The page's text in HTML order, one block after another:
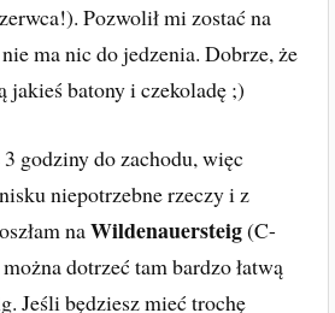
Pozwolił mi zostać na
ma nic do jedzenia. Dobrze, że
jakieś batony i czekoladę ;)
godziny do zachodu, więc
niepotrzebne rzeczy i z
naWildenauersteig(C-
dotrzeć tam bardzo łatwą
Jeśli będziesz mieć trochę